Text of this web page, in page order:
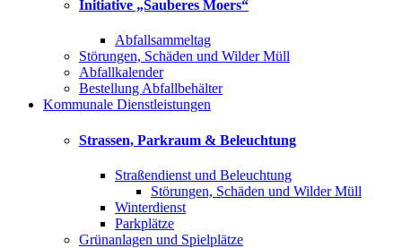
Initiative „Sauberes Moers“
Abfallsammeltag
Störungen, Schäden und Wilder Müll
Abfallkalender
Bestellung Abfallbehälter
Kommunale Dienstleistungen
Strassen, Parkraum & Beleuchtung
Straßendienst und Beleuchtung
Störungen, Schäden und Wilder Müll
Winterdienst
Parkplätze
Grünanlagen und Spielplätze